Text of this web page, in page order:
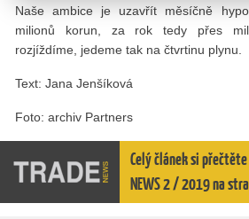
Naše ambice je uzavřít měsíčně
milionů korun, za rok tedy přes
rozjíždíme, jedeme tak na čtvrtinu plynu.
Text: Jana Jenšíková
Foto: archiv Partners
Celý článek si
NEWS 2 / 2019 na